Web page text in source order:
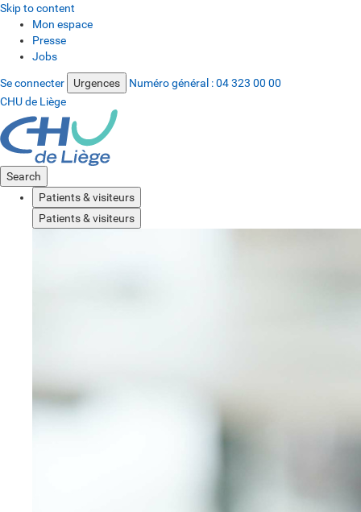
Skip to content
Mon espace
Presse
Jobs
Se connecter Urgences Numéro général :04 323 00 00
CHU de Liège
Search
Patients & visiteurs
Patients & visiteurs